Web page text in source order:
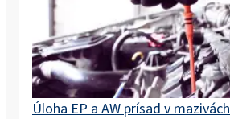
Úloha EP a AW prísad v mazivách